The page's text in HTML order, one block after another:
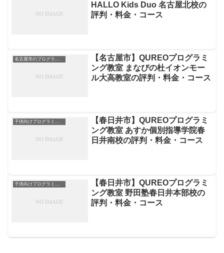
HALLO Kids Duo 名古屋北校の
評判・料金・コース
【名古屋市】QUREOプログラミ
ング教室 まなびの杜イオンモー
ル大高教室の評判・料金・コース
子供向けプログラミングスクール
【春日井市】QUREOプログラミ
ング教室 あすか個別指導学院春
日井南校の評判・料金・コース
子供向けプログラミングスクール
【春日井市】QUREOプログラミ
ング教室 野田塾春日井本部校の
評判・料金・コース